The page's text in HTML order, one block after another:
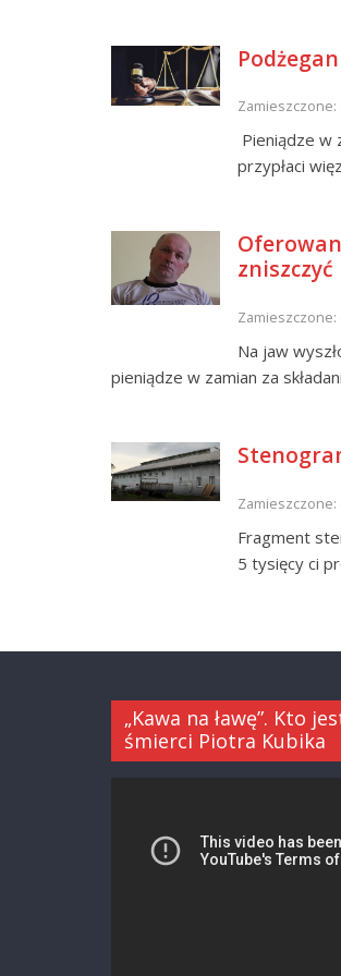
Zamieszczone:
Pieniądze w
przypłaci
zniszczyć
Zamieszczone:
Na jaw
pieniądze w zamian za
Zamieszczone:
Fragment
5 tysięcy ci
„Kawa na ławę”. Kto
śmierci Piotra Kubika